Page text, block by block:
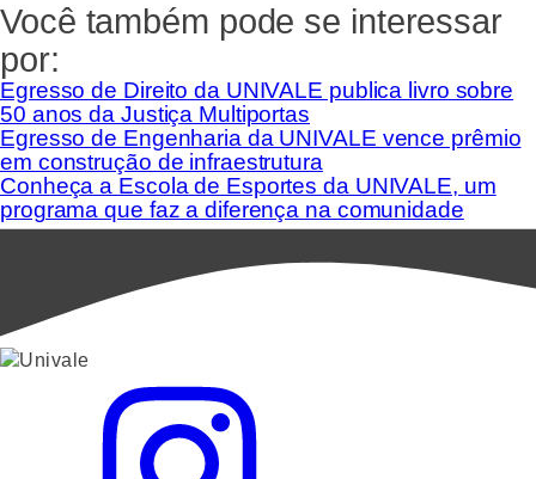
Você também pode se interessar
por:
Egresso de Direito da UNIVALE publica livro sobre
50 anos da Justiça Multiportas
Egresso de Engenharia da UNIVALE vence prêmio
em construção de infraestrutura
Conheça a Escola de Esportes da UNIVALE, um
programa que faz a diferença na comunidade